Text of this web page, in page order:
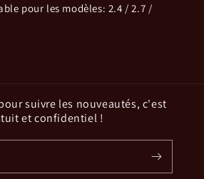
pour les modèles: 2.4 / 2.7 /
suivre les nouveautés, c'est
et confidentiel !